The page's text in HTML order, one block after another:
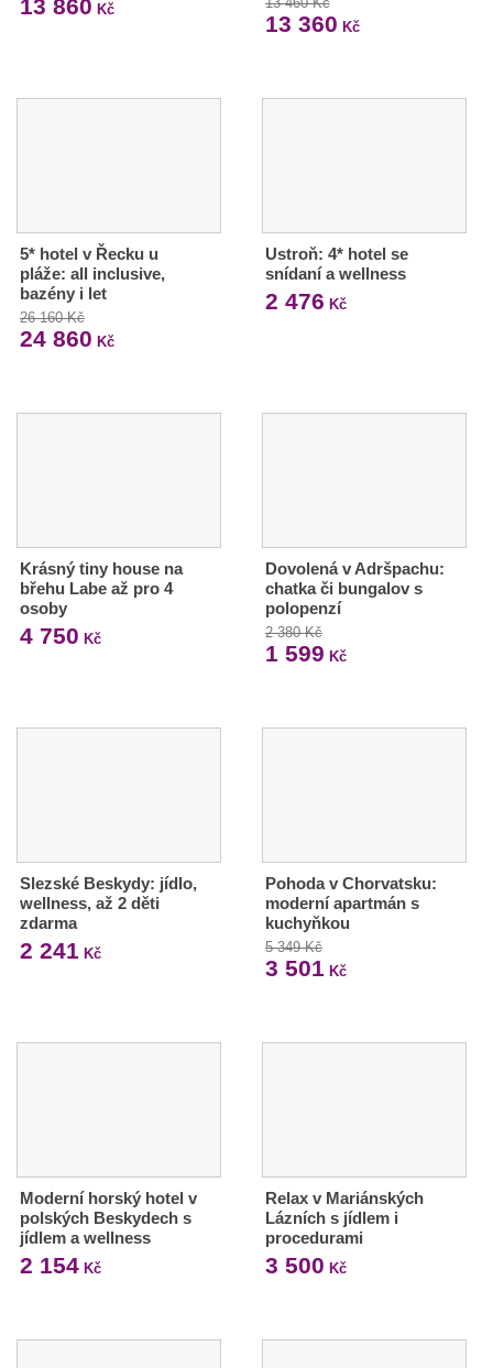
13 860 Kč
13 360 Kč
5* hotel v Řecku u
pláže: all inclusive,
bazény i let
26 160 Kč
24 860 Kč
Ustroň: 4* hotel se
snídaní a wellness
2 476 Kč
Krásný tiny house na
břehu Labe až pro 4
osoby
4 750 Kč
Dovolená v Adršpachu:
chatka či bungalov s
polopenzí
2 380 Kč
1 599 Kč
Slezské Beskydy: jídlo,
wellness, až 2 děti
zdarma
2 241 Kč
Pohoda v Chorvatsku:
moderní apartmán s
kuchyňkou
5 349 Kč
3 501 Kč
Moderní horský hotel v
polských Beskydech s
jídlem a wellness
2 154 Kč
Relax v Mariánských
Lázních s jídlem i
procedurami
3 500 Kč